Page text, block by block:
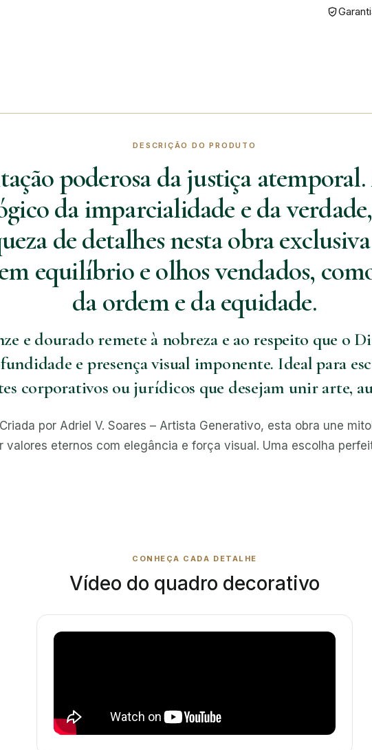
DESCRIÇÃO DO PRODUTO
poderosa da justiça
da imparcialidade e da
de detalhes nesta obra
equilíbrio e olhos vendados,
da ordem e da equidade.
e dourado remete à nobreza e ao respeito que o
e presença visual imponente. Ideal para
corporativos ou jurídicos que desejam unir arte,
por Adriel V. Soares – Artista Generativo, esta obra une
valores eternos com elegância e força visual. Uma escolha
CONHEÇA CADA DETALHE
Vídeo do quadro decorativo